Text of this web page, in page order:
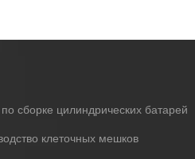
сборке цилиндрических батарей
клеточных мешков